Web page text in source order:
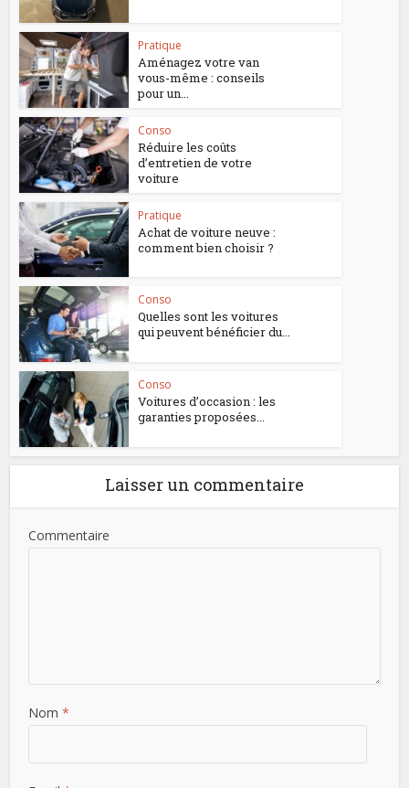
Pratique
Aménagez votre van
vous-même : conseils
pour un...
Conso
Réduire les coûts
d’entretien de votre
voiture
Pratique
Achat de voiture neuve :
comment bien choisir ?
Conso
Quelles sont les voitures
qui peuvent bénéficier du...
Conso
Voitures d’occasion : les
garanties proposées...
Laisser un commentaire
Commentaire
Nom*